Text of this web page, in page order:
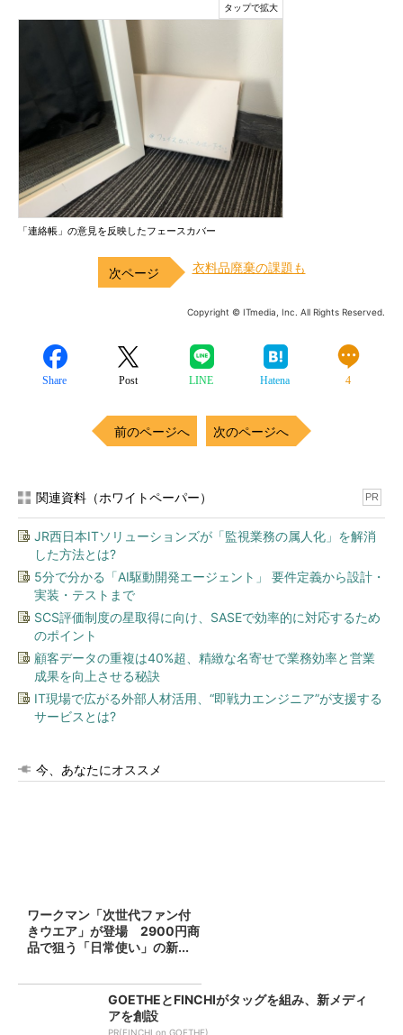
「連絡帳」の意見を反映したフェースカバー
衣料品廃棄の課題も
Copyright © ITmedia, Inc. All Rights Reserved.
Share Post LINE Hatena 4
前のページへ 次のページへ
関連資料（ホワイトペーパー） PR
JR西日本ITソリューションズが「監視業務の属人化」を解消
した方法とは?
5分で分かる「AI駆動開発エージェント」 要件定義から設計・
実装・テストまで
SCS評価制度の星取得に向け、SASEで効率的に対応するため
のポイント
顧客データの重複は40%超、精緻な名寄せで業務効率と営業
成果を向上させる秘訣
IT現場で広がる外部人材活用、“即戦力エンジニア”が支援する
サービスとは?
今、あなたにオススメ
ワークマン「次世代ファン付
きウエア」が登場 2900円商
品で狙う「日常使い」の新...
GOETHEとFINCHIがタッグを組み、新メディ
アを創設
PR(FINCHI on GOETHE)